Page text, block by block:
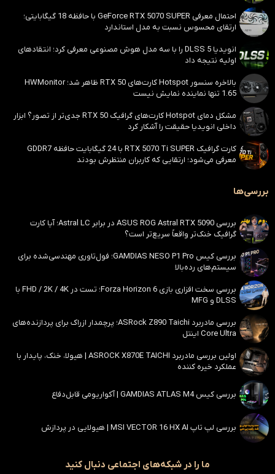
احتمال معرفی GeForce RTX 5070 SUPER با حافظه 18 گیگابایتی؛
ارتقای محسوس نسبت به مدل استاندارد
انویدیا DLSS 5 را با سه مدل هوش مصنوعی معرفی کرد؛ انتقادهای
اولیه نتیجه داد
بالاخره سنسور Hotspot کارت‌های RTX 50 ظاهر شد؛ HWMonitor
1.65 تنها نماینده نمایش نیست
مشکل دمای Hotspot کارت‌های گرافیک RTX 50 جدی‌تر از تصور؟ ابزار
داخلی انویدیا حقیقت را آشکار کرد
کارت گرافیک RTX 5070 Ti SUPER با 24 گیگابایت حافظه GDDR7
معرفی می‌شود؛ ارتقایی که کاربران منتظرش بودند
بررسی‌ها
بررسی ASUS ROG Astral RTX 5090 در برابر Astral LC؛ آیا کارت
گرافیک خنک‌تر واقعاً سریع‌تر است؟
بررسی کیس GAMDIAS NESO P1 Pro؛ فول‌تاوری مهندسی‌شده برای
سیستم‌های رده‌بالا
بررسی سخت افزاری بازی Forza Horizon 6؛ تست در FHD / 2K / 4K با
DLSS و MFG
بررسی مادربرد ASRock Z890 Taichi؛ پرچمدار ازراک برای پردازنده‌های
Core Ultra اینتل
اولین بررسی مادربرد ASROCK X870E TAICHI | هیولا، خنک، پایدار با
عملکرد خیره کننده
بررسی کیس GAMDIAS ATLAS M4 | آکواریومی قابل‌دفاع
بررسی لپ تاپ MSI VECTOR 16 HX AI | هیولایی در پردازش
ما را در شبکه‌های اجتماعی دنبال کنید